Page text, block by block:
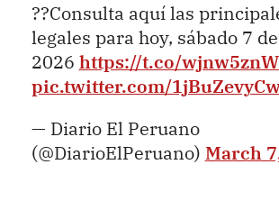
??Consulta aquí las
legales para hoy, sábado 7
2026 https://t.co/
pic.twitter.com/
— Diario El Peruano
(@DiarioElPeruano) March